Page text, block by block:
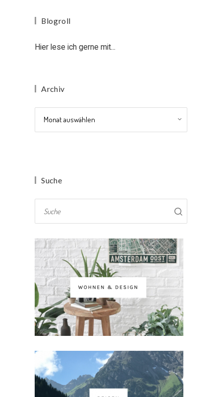
Blogroll
Hier lese ich gerne mit...
Archiv
Suche